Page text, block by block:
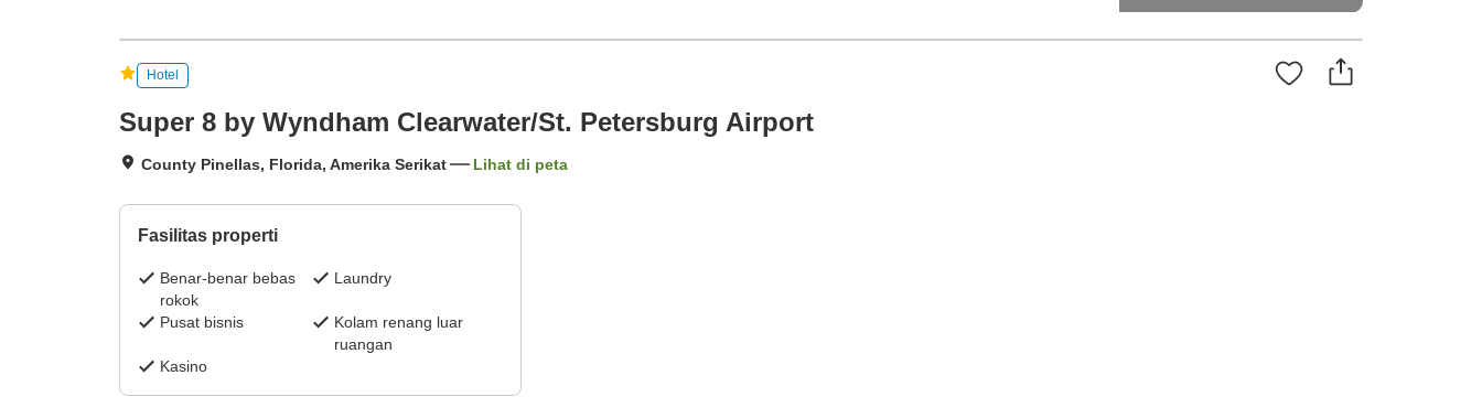
Hotel
Super 8 by Wyndham Clearwater/St. Petersburg Airport
County Pinellas, Florida, Amerika Serikat Lihat di peta
Fasilitas properti
Benar-benar bebas
rokok
Laundry
Pusat bisnis
Kolam renang luar
ruangan
Kasino